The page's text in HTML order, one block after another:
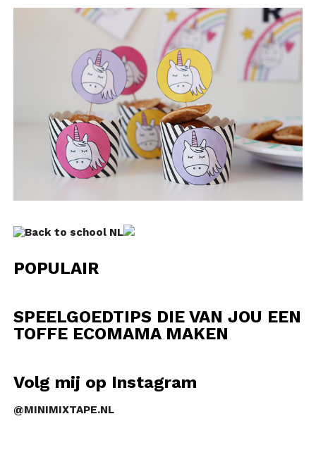
POPULAIR
SPEELGOEDTIPS DIE VAN JOU EEN
TOFFE ECOMAMA MAKEN
Volg mij op Instagram
@MINIMIXTAPE.NL